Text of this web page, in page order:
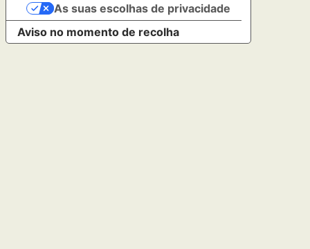
Aviso no momento de recolha
As suas escolhas de privacidade